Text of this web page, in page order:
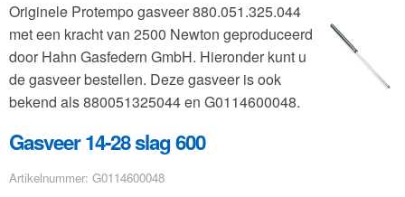
Klantenservice
FAQ
Originele Protempo gasveer 880.051.325.044
met een kracht van 2500 Newton geproduceerd
door Hahn Gasfedern GmbH. Hieronder kunt u
de gasveer bestellen. Deze gasveer is ook
bekend als 880051325044 en G0114600048.
Gasveer 14-28 slag 600
Artikelnummer: G0114600048